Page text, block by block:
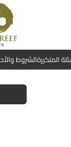
المتكررةالشروط